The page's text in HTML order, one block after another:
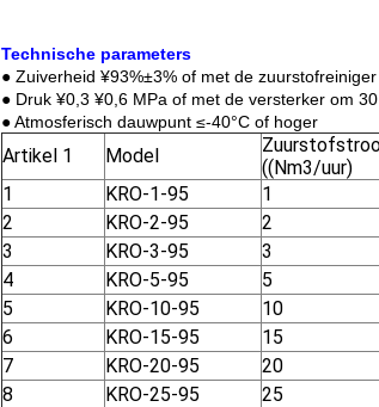
Technische parameters
● Zuiverheid ¥93%±3% of met de
● Druk ¥0,3 ¥0,6 MPa of met de versterker om
● Atmosferisch dauwpunt ≤-40°C of hoger
Artikel 1 Model
((Nm3/uur)
1
KRO-1-95 1
2
KRO-2-95 2
3
KRO-3-95 3
4
KRO-5-95 5
5
KRO-10-95 10
6
KRO-15-95 15
7
KRO-20-95 20
8
KRO-25-95 25